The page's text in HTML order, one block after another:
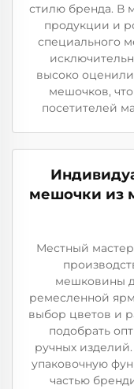
стилю бренда. В
продукции и
специального
высоко оценили
мешочков,
посетителей
мешочки из
Местный
мешковины
ремесленной
выбор цветов и
подобрать
ручных
упаковочную
частью